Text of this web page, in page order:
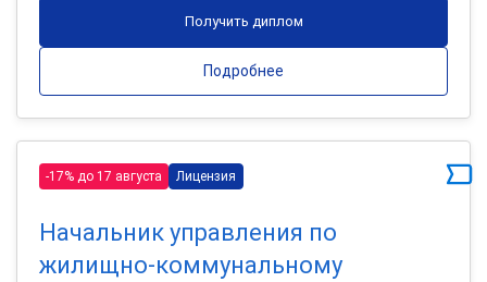
Получить диплом
Подробнее
-17% до 17 августа Лицензия
Начальник управления по
жилищно-коммунальному